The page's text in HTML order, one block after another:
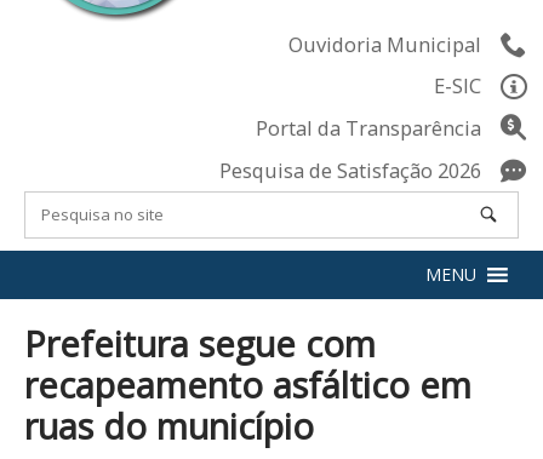
Ouvidoria Municipal
E-SIC
Portal da Transparência
Pesquisa de Satisfação 2026
MENU
Prefeitura segue com
recapeamento asfáltico em
ruas do município